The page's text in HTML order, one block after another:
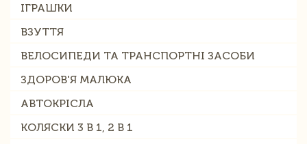
ІГРАШКИ
ВЗУТТЯ
ВЕЛОСИПЕДИ ТА ТРАНСПОРТНІ ЗАСОБИ
ЗДОРОВ'Я МАЛЮКА
АВТОКРІСЛА
КОЛЯСКИ 3 В 1, 2 В 1